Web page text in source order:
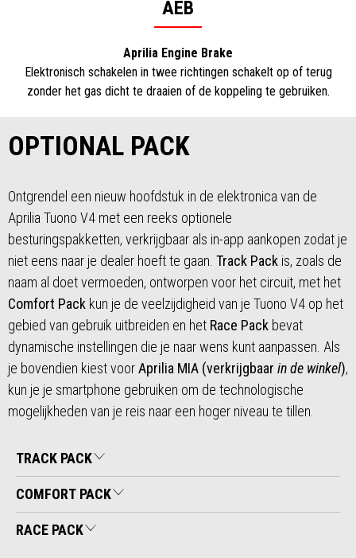
AEB
Aprilia Engine Brake
Elektronisch schakelen in twee richtingen schakelt op of terug
zonder het gas dicht te draaien of de koppeling te gebruiken.
OPTIONAL PACK
Ontgrendel een nieuw hoofdstuk in de elektronica van de
Aprilia Tuono V4 met een reeks optionele
besturingspakketten, verkrijgbaar als in-app aankopen zodat je
niet eens naar je dealer hoeft te gaan. Track Pack is, zoals de
naam al doet vermoeden, ontworpen voor het circuit, met het
Comfort Pack kun je de veelzijdigheid van je Tuono V4 op het
gebied van gebruik uitbreiden en het Race Pack bevat
dynamische instellingen die je naar wens kunt aanpassen. Als
je bovendien kiest voorAprilia MIA (verkrijgbaar in de winkel),
kun je je smartphone gebruiken om de technologische
mogelijkheden van je reis naar een hoger niveau te tillen.
TRACK PACK
COMFORT PACK
RACE PACK